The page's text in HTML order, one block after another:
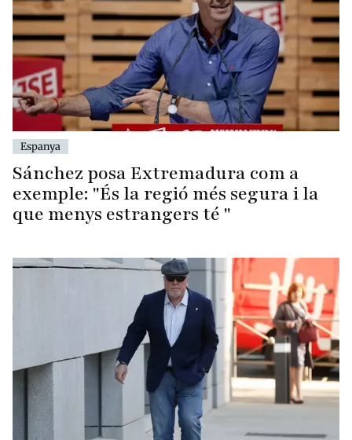
Espanya
Sánchez posa Extremadura com a
exemple: "És la regió més segura i la
que menys estrangers té "